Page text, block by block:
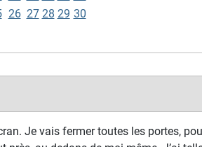
Je vais fermer toutes les portes,
26 27 28 29 30